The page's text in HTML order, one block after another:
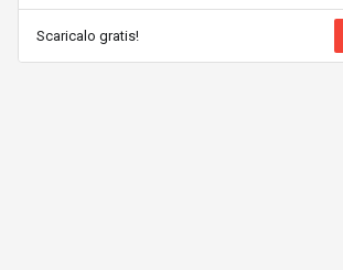
Scaricalo gratis!